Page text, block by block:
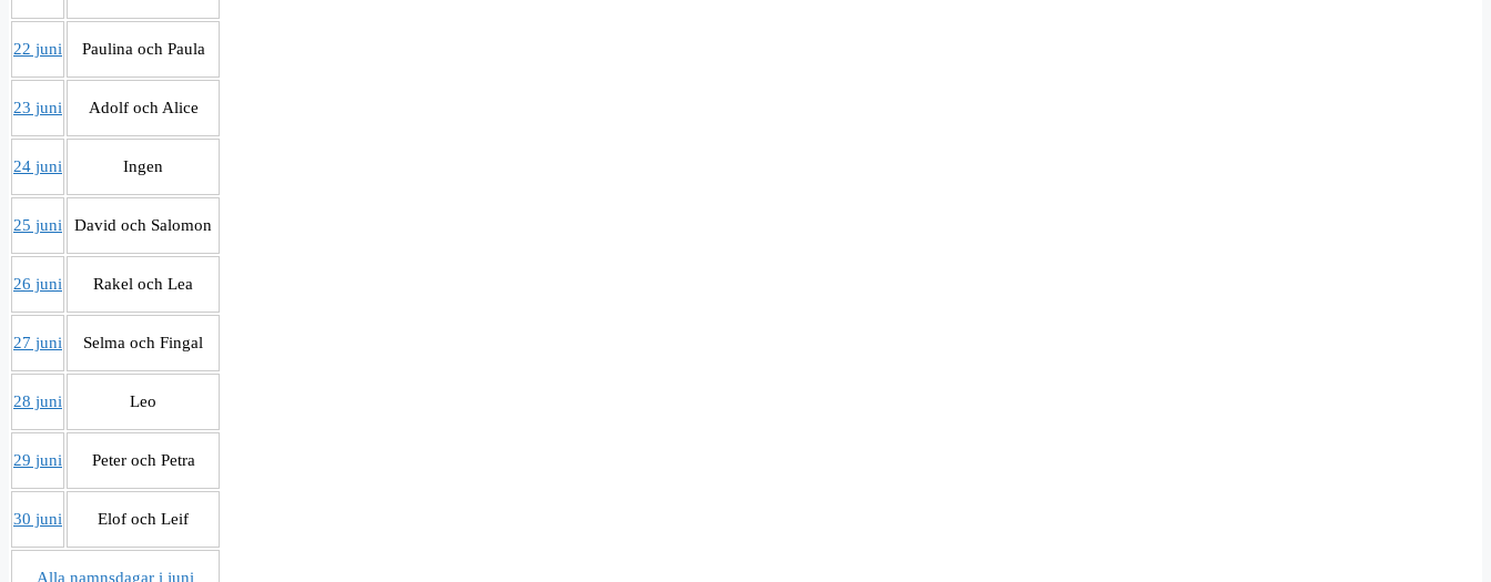
22 juni Paulina och Paula
23 juni Adolf och Alice
24 juni Ingen
25 juni David och Salomon
26 juni Rakel och Lea
27 juni Selma och Fingal
28 juni Leo
29 juni Peter och Petra
30 juni Elof och Leif
Alla namnsdagar i juni